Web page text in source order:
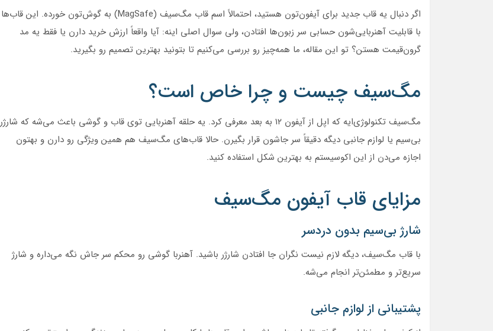
اگر دنبال یه قاب جدید برای آیفون‌تون هستید، احتمالاً اسم قاب مگ‌سیف (MagSafe) به گوش‌تون خورده. این قاب‌ها
با قابلیت آهنربایی‌شون حسابی سر زبون‌ها افتادن، ولی سوال اصلی اینه: آیا واقعاً ارزش خرید دارن یا فقط یه مد
گرون‌قیمت هستن؟ تو این مقاله، ما همه‌چیز رو بررسی می‌کنیم تا بتونید بهترین تصمیم رو بگیرید.
مگ‌سیف چیست و چرا خاص است؟
مگ‌سیف تکنولوژی‌ایه که اپل از آیفون ۱۲ به بعد معرفی کرد. یه حلقه آهنربایی توی قاب و گوشی باعث می‌شه که شارژر
بی‌سیم یا لوازم جانبی دیگه دقیقاً سر جاشون قرار بگیرن. حالا قاب‌های مگ‌سیف هم همین ویژگی رو دارن و بهتون
اجازه می‌دن از این اکوسیستم به بهترین شکل استفاده کنید.
مزایای قاب آیفون مگ‌سیف
شارژ بی‌سیم بدون دردسر
با قاب مگ‌سیف، دیگه لازم نیست نگران جا افتادن شارژر باشید. آهنربا گوشی رو محکم سر جاش نگه می‌داره و شارژ
سریع‌تر و مطمئن‌تر انجام می‌شه.
پشتیبانی از لوازم جانبی